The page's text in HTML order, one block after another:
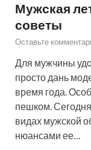
Мужская
советы
Оставьте
Для мужчины
просто дань
время года.
пешком.
видах мужской
нюансами ее…